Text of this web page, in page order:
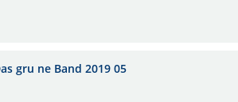
gru ne Band 2019 05